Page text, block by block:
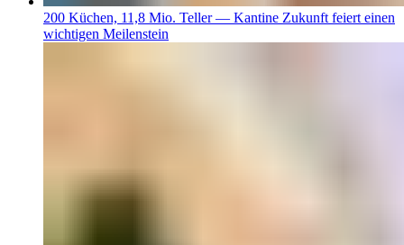
200 Küchen, 11,8 Mio. Teller — Kantine Zukunft feiert einen
wichtigen Meilenstein